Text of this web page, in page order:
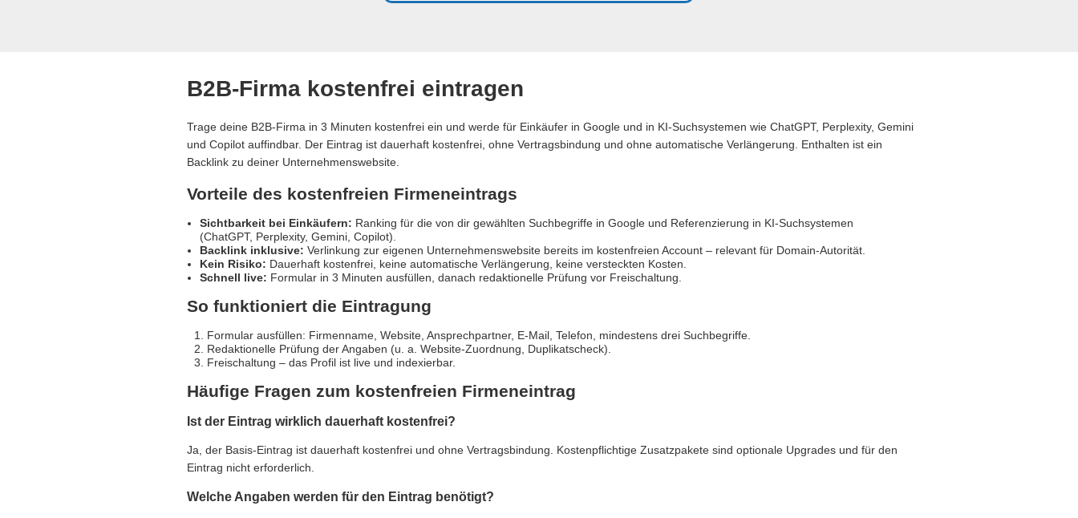
B2B-Firma kostenfrei eintragen
Trage deine B2B-Firma in 3 Minuten kostenfrei ein und werde für Einkäufer in Google und in KI-Suchsystemen wie ChatGPT, Perplexity, Gemini
und Copilot auffindbar. Der Eintrag ist dauerhaft kostenfrei, ohne Vertragsbindung und ohne automatische Verlängerung. Enthalten ist ein
Backlink zu deiner Unternehmenswebsite.
Vorteile des kostenfreien Firmeneintrags
Sichtbarkeit bei Einkäufern: Ranking für die von dir gewählten Suchbegriffe in Google und Referenzierung in KI-Suchsystemen
(ChatGPT, Perplexity, Gemini, Copilot).
Backlink inklusive: Verlinkung zur eigenen Unternehmenswebsite bereits im kostenfreien Account – relevant für Domain-Autorität.
Kein Risiko: Dauerhaft kostenfrei, keine automatische Verlängerung, keine versteckten Kosten.
Schnell live: Formular in 3 Minuten ausfüllen, danach redaktionelle Prüfung vor Freischaltung.
So funktioniert die Eintragung
Formular ausfüllen: Firmenname, Website, Ansprechpartner, E-Mail, Telefon, mindestens drei Suchbegriffe.
Redaktionelle Prüfung der Angaben (u. a. Website-Zuordnung, Duplikatscheck).
Freischaltung – das Profil ist live und indexierbar.
Häufige Fragen zum kostenfreien Firmeneintrag
Ist der Eintrag wirklich dauerhaft kostenfrei?
Ja, der Basis-Eintrag ist dauerhaft kostenfrei und ohne Vertragsbindung. Kostenpflichtige Zusatzpakete sind optionale Upgrades und für den
Eintrag nicht erforderlich.
Welche Angaben werden für den Eintrag benötigt?